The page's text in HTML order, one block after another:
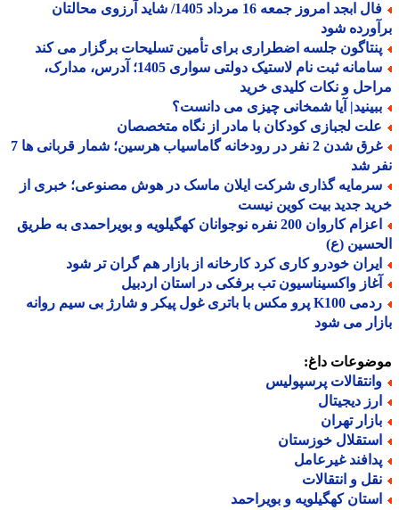
فال ابجد امروز جمعه 16 مرداد 1405/ شاید آرزوی محالتان
شود
جلسه اضطراری برای تأمین تسلیحات برگزار می کند
سامانه ثبت نام لاستیک دولتی سواری 1405؛ آدرس، مدارک،
و نکات کلیدی خرید
آیا شمخانی چیزی می دانست؟
لجبازی کودکان با مادر از نگاه متخصصان
غرق شدن 2 نفر در رودخانه گاماسیاب هرسین؛ شمار قربانی ها 7
شد
گذاری شرکت ایلان ماسک در هوش مصنوعی؛ خبری از
جدید بیت کوین نیست
اعزام کاروان 200 نفره نوجوانان کهگیلویه و بویراحمدی به طریق
(ع)
خودرو کاری کرد کارخانه از بازار هم گران تر شود
واکسیناسیون تب برفکی در استان اردبیل
ردمی K100 پرو مکس با باتری غول پیکر و شارژ بی سیم روانه
می شود
داغ:
پرسپولیس
دیجیتال
تهران
خوزستان
غیرعامل
و انتقالات
کهگیلویه و بویراحمد